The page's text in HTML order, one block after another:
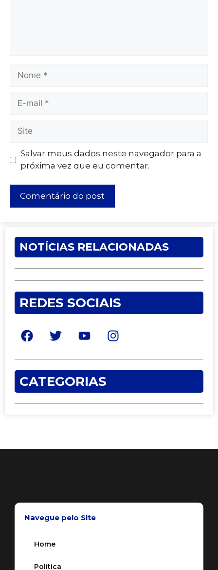
Salvar meus dados neste navegador para a
próxima vez que eu comentar.
NOTÍCIAS RELACIONADAS
REDES SOCIAIS
CATEGORIAS
Navegue pelo Site
Home
Política